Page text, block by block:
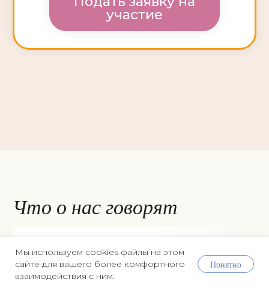
Мы используем cookies файлы на этом
сайте для вашего более комфортного
взаимодействия с ним.
Понятно